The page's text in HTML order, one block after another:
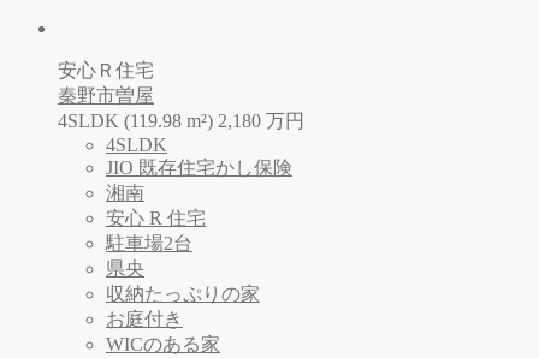
安心Ｒ住宅
秦野市曽屋
4SLDK (119.98 m²) 2,180 万円
4SLDK
JIO 既存住宅かし保険
湘南
安心 R 住宅
駐車場2台
県央
収納たっぷりの家
お庭付き
WICのある家